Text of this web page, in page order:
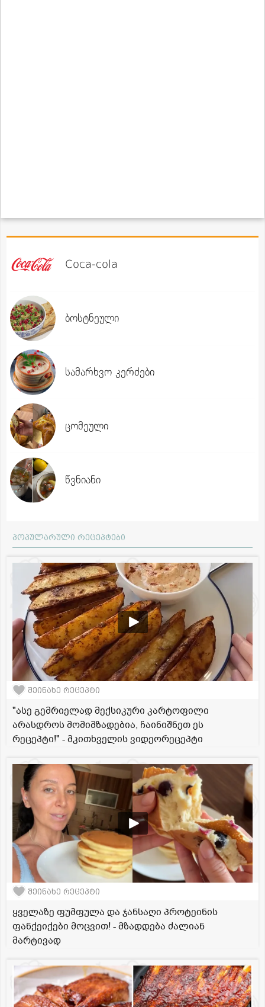
Coca-cola
ბოსტნეული
სამარხვო კერძები
ცომეული
წვნიანი
პოპულარული რეცეპტები
შეინახე რეცეპტი
"ასე გემრიელად მექსიკური კარტოფილი
არასდროს მომიმზადებია, ჩაინიშნეთ ეს
რეცეპტი!" - მკითხველის ვიდეორეცეპტი
შეინახე რეცეპტი
ყველაზე ფუმფულა და ჯანსაღი პროტეინის
ფანქეიქები მოცვით! - მზადდება ძალიან
მარტივად